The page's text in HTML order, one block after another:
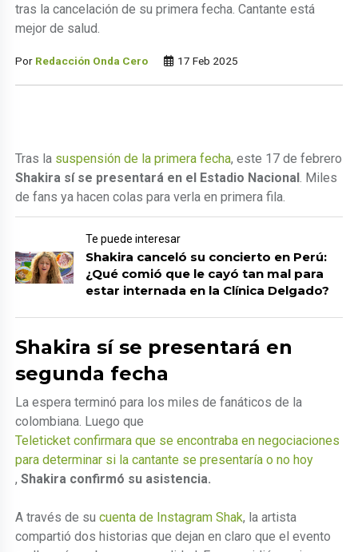
tras la cancelación de su primera fecha. Cantante está
mejor de salud.
Por Redacción Onda Cero 17 Feb 2025
Tras la suspensión de la primera fecha, este 17 de febrero
Shakira sí se presentará en el Estadio Nacional. Miles
de fans ya hacen colas para verla en primera fila.
Te puede interesar
Shakira canceló su concierto en Perú:
¿Qué comió que le cayó tan mal para
estar internada en la Clínica Delgado?
Shakira sí se presentará en
segunda fecha
La espera terminó para los miles de fanáticos de la
colombiana. Luego que
Teleticket confirmara que se encontraba en negociaciones
para determinar si la cantante se presentaría o no hoy
,Shakira confirmó su asistencia.
A través de sucuenta de Instagram Shak, la artista
compartió dos historias que dejan en claro que el evento